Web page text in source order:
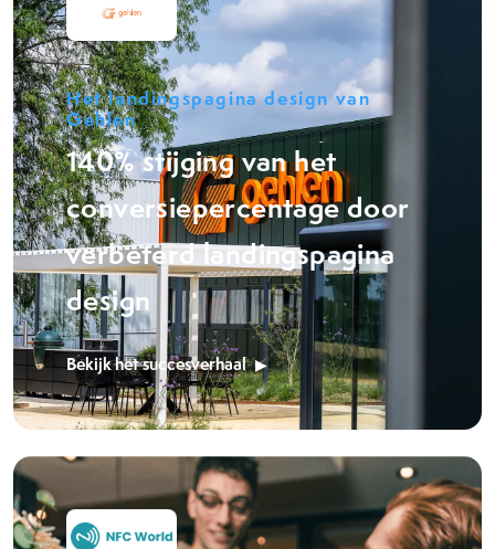
Het landingspagina design van
Gehlen
140% stijging van het
conversiepercentage door
verbeterd landingspagina
design
Bekijk het succesverhaal